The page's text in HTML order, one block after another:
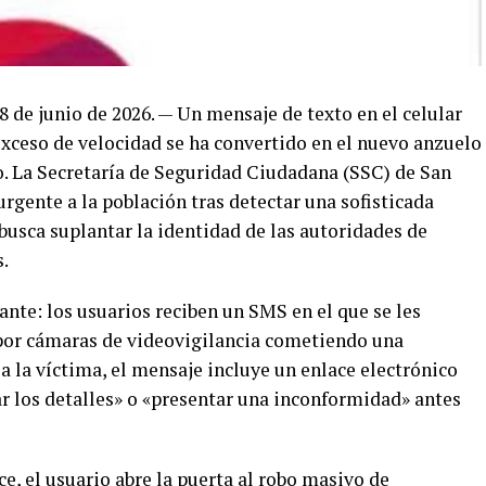
de junio de 2026. — Un mensaje de texto en el celular
de velocidad se ha convertido en el nuevo anzuelo
Secretaría de Seguridad Ciudadana (SSC) de San
a la población tras detectar una sofisticada
suplantar la identidad de las autoridades de
los usuarios reciben un SMS en el que se les
cámaras de videovigilancia cometiendo una
la víctima, el mensaje incluye un enlace electrónico
los detalles» o «presentar una inconformidad» antes
el usuario abre la puerta al robo masivo de